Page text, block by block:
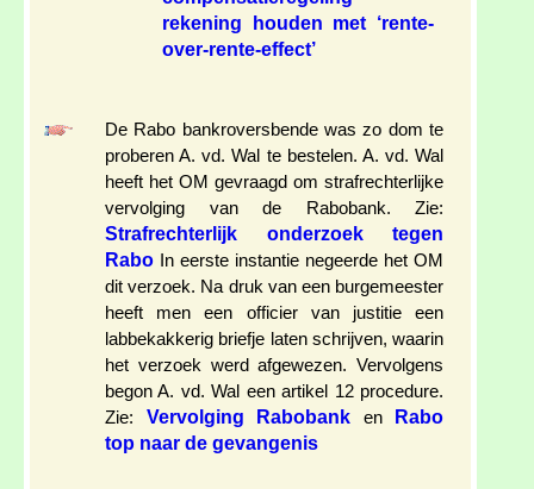
rekening houden met ‘rente-
over-rente-effect’
De Rabo bankroversbende was zo dom te
proberen A. vd. Wal te bestelen. A. vd. Wal
heeft het OM gevraagd om strafrechterlijke
vervolging van de Rabobank. Zie:
Strafrechterlijk onderzoek tegen
Rabo In eerste instantie negeerde het OM
dit verzoek. Na druk van een burgemeester
heeft men een officier van justitie een
labbekakkerig briefje laten schrijven, waarin
het verzoek werd afgewezen. Vervolgens
begon A. vd. Wal een artikel 12 procedure.
Zie: Vervolging Rabobank en
Rabo
top naar de gevangenis